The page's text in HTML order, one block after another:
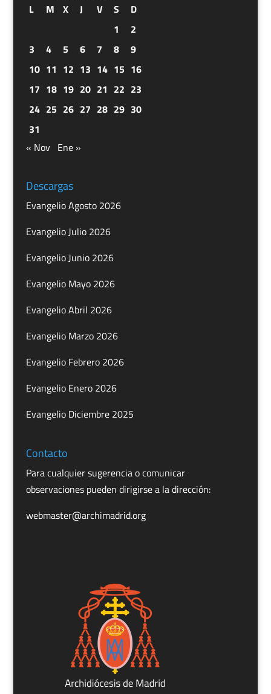
L M X J V S
D
1
2
3
4 5 6 7 8
9
10 11 12 13 14 15 16
17 18 19 20 21 22 23
24 25 26 27 28 29 30
31
« Nov Ene »
Descargas
Evangelio Agosto 2026
Evangelio Julio 2026
Evangelio Junio 2026
Evangelio Mayo 2026
Evangelio Abril 2026
Evangelio Marzo 2026
Evangelio Febrero 2026
Evangelio Enero 2026
Evangelio Diciembre 2025
Contacto
Para cualquier sugerencia o comunicar
observaciones pueden dirigirse a la dirección:
webmaster@archimadrid.org